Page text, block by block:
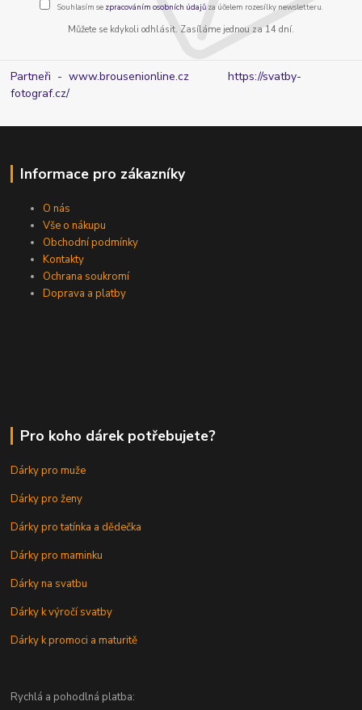
Souhlasím se zpracováním osobních údajůza účelem rozesílky newsletteru.
Můžete se kdykoli odhlásit. Zasíláme jednou za 14 dní.
Partneři - www.brousenionline.czhttps://svatby-
fotograf.cz/
Informace pro zákazníky
O nás
Vše o nákupu
Obchodní podmínky
Kontakty
Ochrana soukromí
Doprava a platby
Pro koho dárek potřebujete?
Dárky pro muže
Dárky pro ženy
Dárky pro tatínka a dědečka
Dárky pro maminku
Dárky na svatbu
Dárky k výročí svatby
Dárky k promoci a maturitě
Rychlá a pohodlná platba: